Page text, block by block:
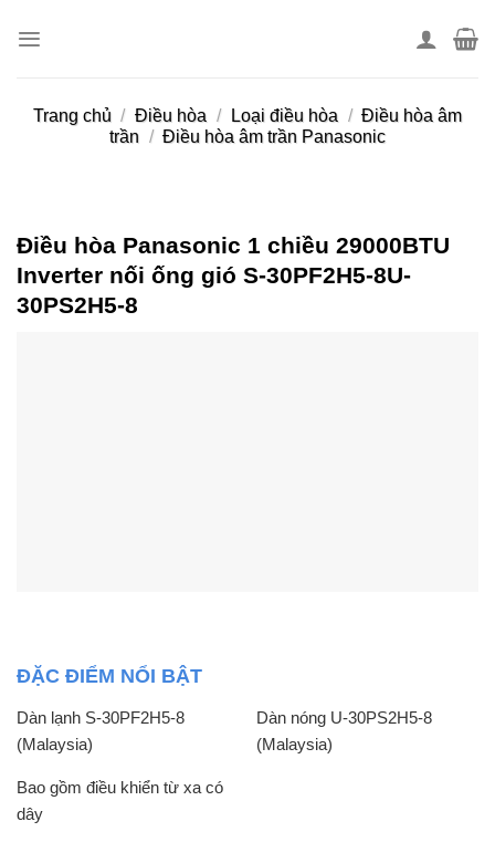
Trang chủ / Điều hòa / Loại điều hòa / Điều hòa âm
trần / Điều hòa âm trần Panasonic
Điều hòa Panasonic 1 chiều 29000BTU
Inverter nối ống gió S-30PF2H5-8U-
30PS2H5-8
ĐẶC ĐIỂM NỔI BẬT
Dàn lạnh S-30PF2H5-8
(Malaysia)
Dàn nóng U-30PS2H5-8
(Malaysia)
Bao gồm điều khiển từ xa có
dây